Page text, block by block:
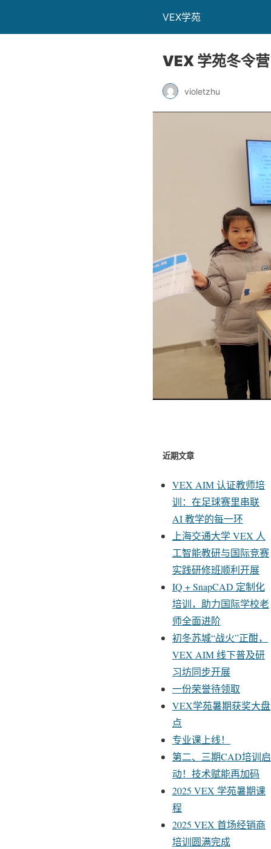
VEX学苑
VEX 学苑冬令营
violetzhu
近期文章
VEX AIM 认证教师培
训：在足球赛里串联
AI 教学的每一环
上海交通大学 VEX 人
工智能教研与国际竞赛
实践研修班顺利开展
IQ + SnapCAD 定制化
培训，助力国际学校老
师全面进阶
初冬苏城“战火”正酣，
VEX AIM 线下普及研
习坊同步开展
一份荣誉待领取
VEX学苑暑期获奖大盘
点
专业课上线！
第二、三期CAD培训启
动！技术赋能再加码
2025 VEX 学苑暑期课
程
2025 VEX 首场经销商
培训圆满完成